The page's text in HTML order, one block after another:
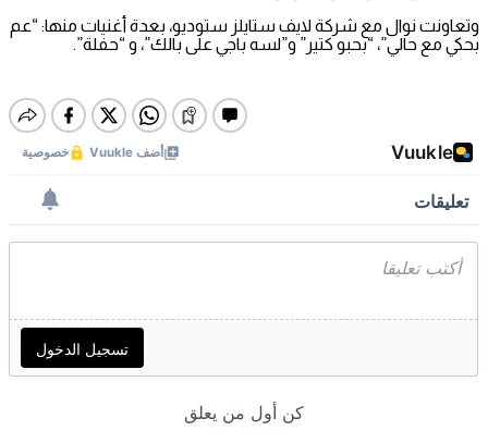
وتعاونت نوال مع شركة لايف ستايلز ستوديو، بعدة أغنيات منها: “عم
بحكي مع حالي”، “بحبو كتير” و”لسه باجي على بالك”، و “حفلة”.